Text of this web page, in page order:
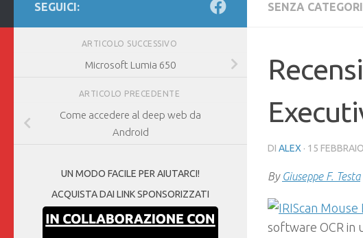
SENZA
DI ALEX · 15
By Giuseppe F. Testa
software OCR in
SEGUICI:
ARTICOLO SUCCESSIVO
Microsoft Lumia 650
ARTICOLO PRECEDENTE
Come accedere al deep web da
Android
UN MODO FACILE PER AIUTARCI!
ACQUISTA DAI LINK SPONSORIZZATI